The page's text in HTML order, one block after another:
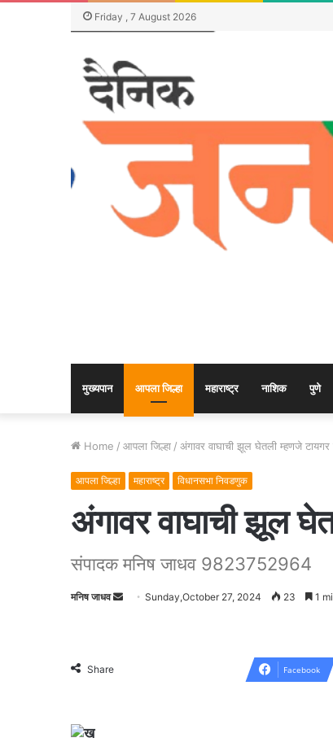
Friday , 7 August 2026
मुख्यपान आपला जिल्हा महाराष्ट्र नाशिक पुणे
Home / आपला जिल्हा / अंगावर वाघाची झूल घेतली म्हणजे
आपला जिल्हा महाराष्ट्र विधानसभा निवडणुक
अंगावर वाघाची झूल
संपादक मनिष जाधव 9823752964
मनिष जाधव
SendSunday,October 27, 2024 23 1
Share Facebook